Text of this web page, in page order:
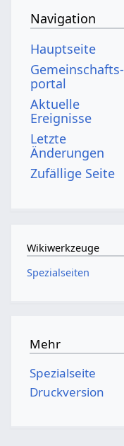
Navigation
Hauptseite
Gemeinschafts­
portal
Aktuelle
Ereignisse
Letzte
Änderungen
Zufällige Seite
Wikiwerkzeuge
Spezialseiten
Mehr
Spezialseite
Druckversion